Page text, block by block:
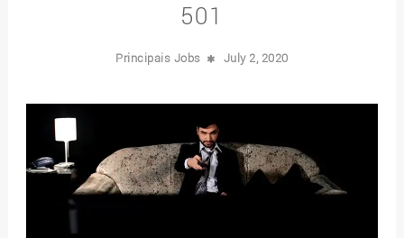
501
Principais Jobs July 2, 2020